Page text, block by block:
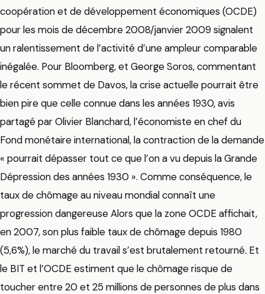
coopération et de développement économiques (OCDE)
pour les mois de décembre 2008/janvier 2009 signalent
un ralentissement de l’activité d’une ampleur comparable
inégalée. Pour Bloomberg, et George Soros, commentant
le récent sommet de Davos, la crise actuelle pourrait être
bien pire que celle connue dans les années 1930, avis
partagé par Olivier Blanchard, l’économiste en chef du
Fond monétaire international, la contraction de la demande
« pourrait dépasser tout ce que l’on a vu depuis la Grande
Dépression des années 1930 ». Comme conséquence, le
taux de chômage au niveau mondial connaît une
progression dangereuse Alors que la zone OCDE affichait,
en 2007, son plus faible taux de chômage depuis 1980
(5,6%), le marché du travail s’est brutalement retourné. Et
le BIT et l’OCDE estiment que le chômage risque de
toucher entre 20 et 25 millions de personnes de plus dans